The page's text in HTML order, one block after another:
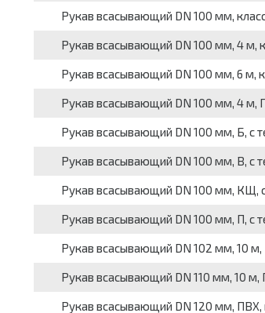
Рукав всасывающий DN 100 мм,
Рукав всасывающий DN 100 мм, 4 м,
Рукав всасывающий DN 100 мм, 6 м,
Рукав всасывающий DN 100 мм, 4 м,
Рукав всасывающий DN 100 мм, Б, с
Рукав всасывающий DN 100 мм, В, с
Рукав всасывающий DN 100 мм, КЩ,
Рукав всасывающий DN 100 мм, П, с
Рукав всасывающий DN 102 мм, 10 м,
Рукав всасывающий DN 110 мм, 10 м,
Рукав всасывающий DN 120 мм, ПВХ,